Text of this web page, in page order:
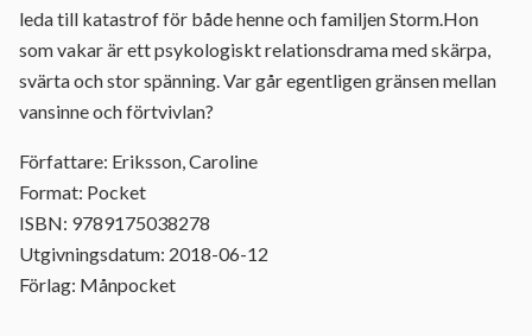
leda till katastrof för både henne och familjen Storm.Hon
som vakar är ett psykologiskt relationsdrama med skärpa,
svärta och stor spänning. Var går egentligen gränsen mellan
vansinne och förtvivlan?
Författare: Eriksson, Caroline
Format: Pocket
ISBN: 9789175038278
Utgivningsdatum: 2018-06-12
Förlag: Månpocket